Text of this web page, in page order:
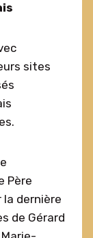
sites
Père
la dernière
de Gérard